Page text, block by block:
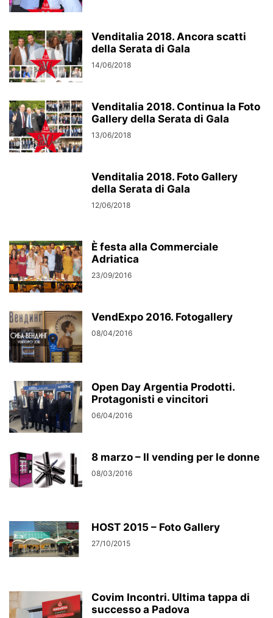
Venditalia 2018. Ancora scatti
della Serata di Gala
14/06/2018
Venditalia 2018. Continua la Foto
Gallery della Serata di Gala
13/06/2018
Venditalia 2018. Foto Gallery
della Serata di Gala
12/06/2018
È festa alla Commerciale
Adriatica
23/09/2016
VendExpo 2016. Fotogallery
08/04/2016
Open Day Argentia Prodotti.
Protagonisti e vincitori
06/04/2016
8 marzo – Il vending per le donne
08/03/2016
HOST 2015 – Foto Gallery
27/10/2015
Covim Incontri. Ultima tappa di
successo a Padova